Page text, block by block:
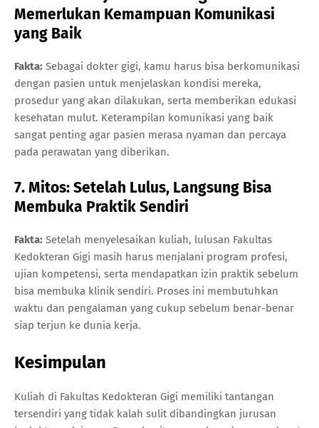
Memerlukan Kemampuan Komunikasi
yang Baik
Fakta: Sebagai dokter gigi, kamu harus bisa berkomunikasi
dengan pasien untuk menjelaskan kondisi mereka,
prosedur yang akan dilakukan, serta memberikan edukasi
kesehatan mulut. Keterampilan komunikasi yang baik
sangat penting agar pasien merasa nyaman dan percaya
pada perawatan yang diberikan.
7. Mitos: Setelah Lulus, Langsung Bisa
Membuka Praktik Sendiri
Fakta: Setelah menyelesaikan kuliah, lulusan Fakultas
Kedokteran Gigi masih harus menjalani program profesi,
ujian kompetensi, serta mendapatkan izin praktik sebelum
bisa membuka klinik sendiri. Proses ini membutuhkan
waktu dan pengalaman yang cukup sebelum benar-benar
siap terjun ke dunia kerja.
Kesimpulan
Kuliah di Fakultas Kedokteran Gigi memiliki tantangan
tersendiri yang tidak kalah sulit dibandingkan jurusan